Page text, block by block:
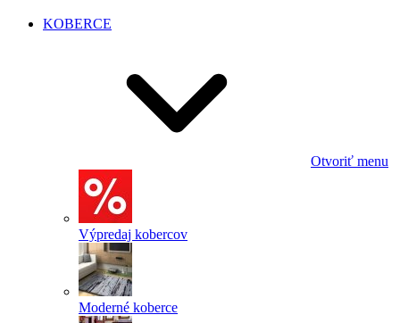
KOBERCE
Otvoriť menu
Výpredaj kobercov
Moderné koberce